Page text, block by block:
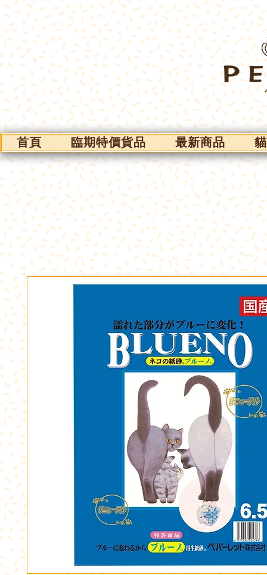
首頁 臨期特價貨品 最新商品